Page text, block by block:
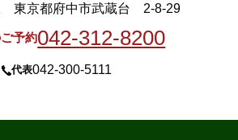
東京都府中市武蔵台 2-8-29
予約042-312-8200
代表042-300-5111